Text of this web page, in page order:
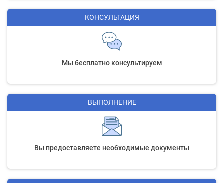
КОНСУЛЬТАЦИЯ
Мы бесплатно консультируем
ВЫПОЛНЕНИЕ
Вы предоставляете необходимые документы